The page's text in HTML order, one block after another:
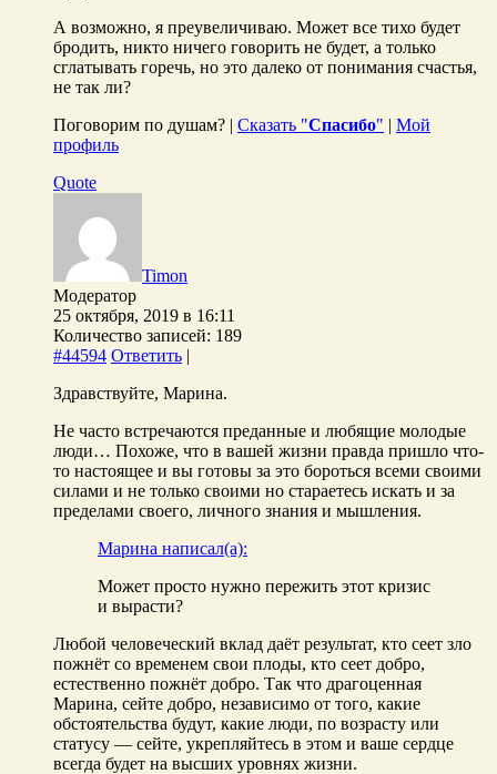
А возможно, я преувеличиваю. Может все тихо будет
бродить, никто ничего говорить не будет, а только
сглатывать горечь, но это далеко от понимания счастья,
не так ли?
Поговорим по душам? | Сказать "Спасибо" | Мой
профиль
Quote
Timon
Модератор
25 октября, 2019 в 16:11
Количество записей: 189
#44594 Ответить |
Здравствуйте, Марина.
Не часто встречаются преданные и любящие молодые
люди… Похоже, что в вашей жизни правда пришло что-
то настоящее и вы готовы за это бороться всеми своими
силами и не только своими но стараетесь искать и за
пределами своего, личного знания и мышления.
Марина написал(а):
Может просто нужно пережить этот кризис
и вырасти?
Любой человеческий вклад даёт результат, кто сеет зло
пожнёт со временем свои плоды, кто сеет добро,
естественно пожнёт добро. Так что драгоценная
Марина, сейте добро, независимо от того, какие
обстоятельства будут, какие люди, по возрасту или
статусу — сейте, укрепляйтесь в этом и ваше сердце
всегда будет на высших уровнях жизни.